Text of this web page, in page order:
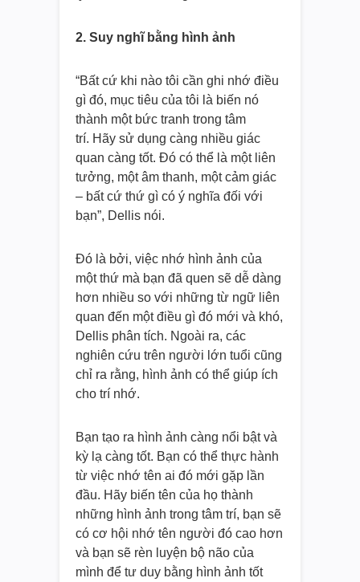
2. Suy nghĩ bằng hình ảnh
“Bất cứ khi nào tôi cần ghi nhớ điều
gì đó, mục tiêu của tôi là biến nó
thành một bức tranh trong tâm
trí. Hãy sử dụng càng nhiều giác
quan càng tốt. Đó có thể là một liên
tưởng, một âm thanh, một cảm giác
– bất cứ thứ gì có ý nghĩa đối với
bạn”, Dellis nói.
Đó là bởi, việc nhớ hình ảnh của
một thứ mà bạn đã quen sẽ dễ dàng
hơn nhiều so với những từ ngữ liên
quan đến một điều gì đó mới và khó,
Dellis phân tích. Ngoài ra, các
nghiên cứu trên người lớn tuổi cũng
chỉ ra rằng, hình ảnh có thể giúp ích
cho trí nhớ.
Bạn tạo ra hình ảnh càng nổi bật và
kỳ lạ càng tốt. Bạn có thể thực hành
từ việc nhớ tên ai đó mới gặp lần
đầu. Hãy biến tên của họ thành
những hình ảnh trong tâm trí, bạn sẽ
có cơ hội nhớ tên người đó cao hơn
và bạn sẽ rèn luyện bộ não của
mình để tư duy bằng hình ảnh tốt